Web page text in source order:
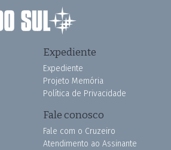
Expediente
Expediente
Projeto Memória
Política de Privacidade
Fale conosco
Fale com o Cruzeiro
Atendimento ao Assinante